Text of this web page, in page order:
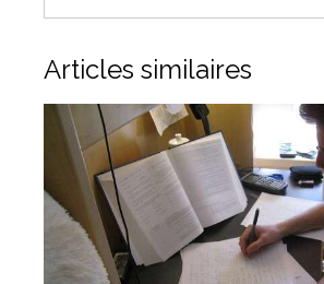
Articles similaires